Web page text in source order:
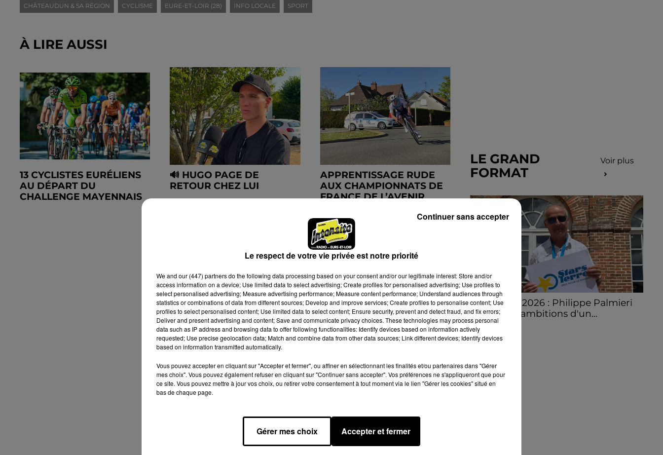
CHÂTEAUDUN & SA RÉGION CYCLISME EURE-ET-LOIR (28) INFO LOCALE SPORT
À LIRE AUSSI
13 CYCLISTES EURÉLIENS
AU DÉPART DU
CHALLENGE MAYENNAIS
🔊 HUGO PAGE DE
RETOUR CHEZ LUI
APPRENTISSAGE RUDE
AUX CHAMPIONNATS DE
FRANCE DE L’AVENIR
LE GRAND
FORMAT
Voir plus
Stars'Terre 2026 : Philippe Palmieri
dévoile les ambitions d'un...
À quelques semaines de la première
édition de Stars'Terre, organisée du 18 au 20
Le respect de votre vie privée est notre priorité
We and our (447) partnersdo the following data processing based on your consent and/or our legitimate interest: Store and/or
access information on a device; Use limited data to select advertising; Create profiles for personalised advertising; Use profiles to
select personalised advertising; Measure advertising performance; Measure content performance; Understand audiences through
statistics or combinations of data from different sources; Develop and improve services; Create profiles to personalise content; Use
profiles to select personalised content; Use limited data to select content; Ensure security, prevent and detect fraud, and fix errors;
Deliver and present advertising and content; Save and communicate privacy choices. These technologies may process personal
data such as IP address and browsing data to offer following functionalities: Identify devices based on information actively
requested; Use precise geolocation data; Match and combine data from other data sources; Link different devices; Identify devices
based on information transmitted automatically.
Vous pouvez accepter en cliquant sur "Accepter et fermer", ou affiner en sélectionnant les finalités et/ou partenaires dans "Gérer
mes choix". Vous pouvez également refuser en cliquant sur "Continuer sans accepter". Vos préférences ne s'appliqueront que pour
ce site. Vous pouvez mettre à jour vos choix, ou retirer votre consentement à tout moment via le lien "Gérer les cookies" situé en
bas de chaque page.
Gérer mes choix Accepter et fermer
Continuer sans accepter